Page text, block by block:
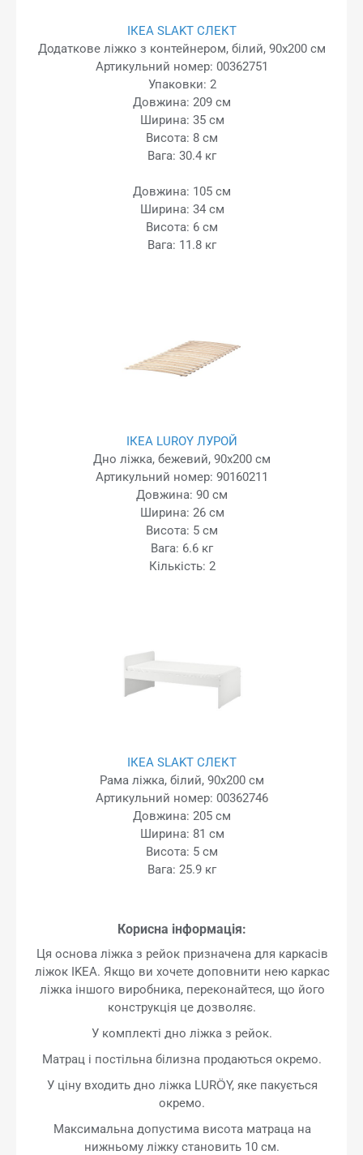
ІКЕА SLAKT СЛЕКТ
Додаткове ліжко з контейнером, білий, 90x200 см
Артикульний номер: 00362751
Упаковки: 2
Довжина: 209 см
Ширина: 35 см
Висота: 8 см
Вага: 30.4 кг
Довжина: 105 см
Ширина: 34 см
Висота: 6 см
Вага: 11.8 кг
ІКЕА LUROY ЛУРОЙ
Дно ліжка, бежевий, 90x200 см
Артикульний номер: 90160211
Довжина: 90 см
Ширина: 26 см
Висота: 5 см
Вага: 6.6 кг
Кількість: 2
ІКЕА SLAKT СЛЕКТ
Рама ліжка, білий, 90x200 см
Артикульний номер: 00362746
Довжина: 205 см
Ширина: 81 см
Висота: 5 см
Вага: 25.9 кг
Корисна інформація:
Ця основа ліжка з рейок призначена для каркасів
ліжок IKEA. Якщо ви хочете доповнити нею каркас
ліжка іншого виробника, переконайтеся, що його
конструкція це дозволяє.
У комплекті дно ліжка з рейок.
Матрац і постільна білизна продаються окремо.
У ціну входить дно ліжка LURÖY, яке пакується
окремо.
Максимальна допустима висота матраца на
нижньому ліжку становить 10 см.